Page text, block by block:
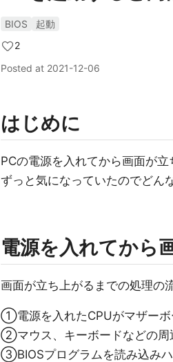
BIOS
起動
2
Posted at 2021-12-06
はじめに
PCの電源を入れてから画面が
ずっと気になっていたのでどん
電源を入れてから
画面が立ち上がるまでの処理の
①電源を入れたCPUがマザーボ
②マウス、キーボードなどの周
③BIOSプログラムを読み込み